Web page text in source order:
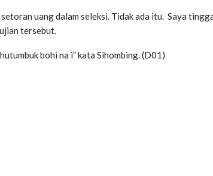
uang dalam seleksi. Tidak ada itu. Saya
tersebut.
bohi na i” kata Sihombing. (D01)